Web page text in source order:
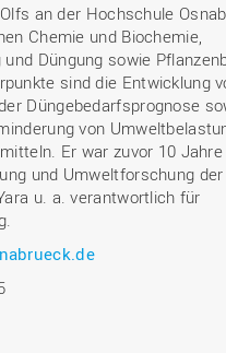
an der Hochschule
Chemie und Biochemie,
Düngung sowie
sind die Entwicklung
Düngebedarfsprognose
von
Er war zuvor 10
und Umweltforschung der
u. a. verantwortlich für